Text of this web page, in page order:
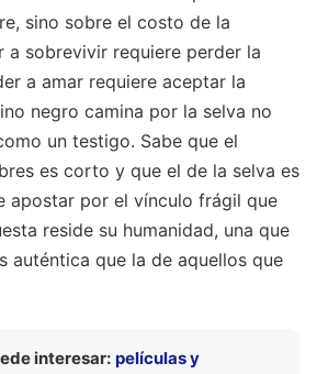
sino sobre el costo de la
a sobrevivir requiere perder la
a amar requiere aceptar la
negro camina por la selva no
un testigo. Sabe que el
es corto y que el de la selva es
apostar por el vínculo frágil que
reside su humanidad, una que
auténtica que la de aquellos que
interesar: películas y